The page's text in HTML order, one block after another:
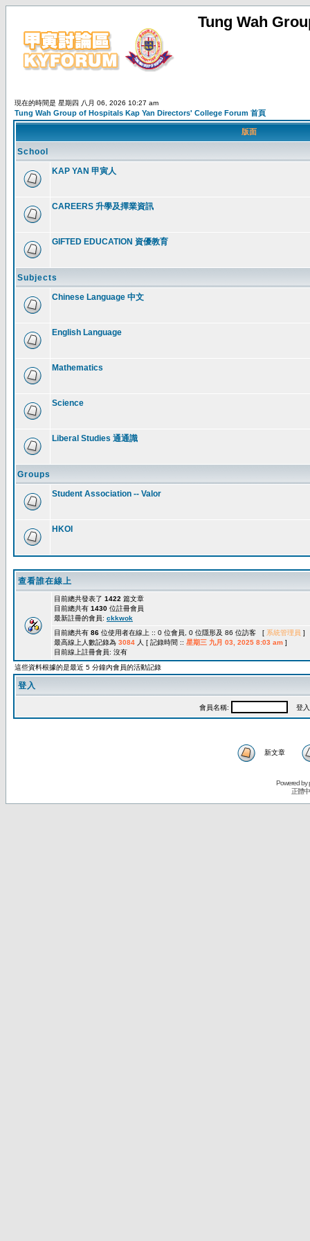
Tung Wah
現在的時間是 星期四 八月 06, 2026 10:27 am
Tung Wah Group of Hospitals Kap Yan Directors' College Forum 首頁
版面
School
KAP YAN 甲寅人
CAREERS 升學及擇業資訊
GIFTED EDUCATION 資優教育
Subjects
Chinese Language 中文
English Language
Mathematics
Science
Liberal Studies 通通識
Groups
Student Association -- Valor
HKOI
查看誰在線上
目前總共發表了 1422 篇文章
目前總共有 1430 位註冊會員
最新註冊的會員: ckkwok
目前總共有 86 位使用者在線上 :: 0 位會員, 0 位隱形及 86 位訪客 [ 系統管理員 ]
最高線上人數記錄為 3084 人 [ 記錄時間 :: 星期三 九月 03, 2025 8:03 am ]
目前線上註冊會員: 沒有
這些資料根據的是最近 5 分鐘內會員的活動記錄
登入
會員名稱: 登入
新文章
Powered by
正體